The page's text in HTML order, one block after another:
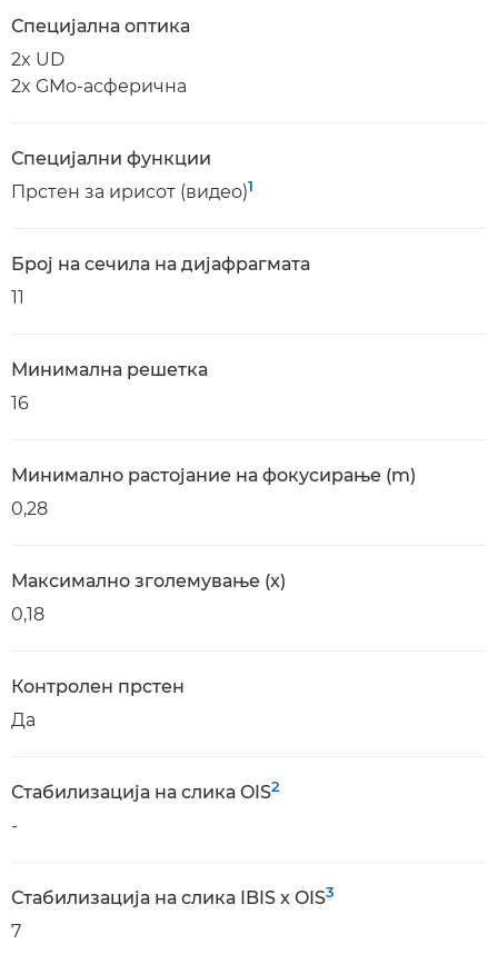
Специјална оптика
2x UD
2x GMo-асферична
Специјални функции
Прстен за ирисот (видео)1
Број на сечила на дијафрагмата
11
Минимална решетка
16
Минимално растојание на фокусирање (m)
0,28
Максимално зголемување (x)
0,18
Контролен прстен
Да
Стабилизација на слика OIS2
-
Стабилизација на слика IBIS x OIS3
7